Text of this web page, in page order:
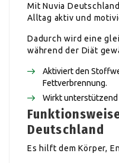
Mit Nuvia
Alltag aktiv und
Dadurch wird eine
während der Diät
Aktiviert den
Fettverbrennung.
Wirkt unterstützend
Deutschland
Es hilft dem Körper,